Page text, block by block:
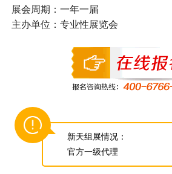
展会周期：一年一届
主办单位：专业性展览会
新天组展情况：
官方一级代理